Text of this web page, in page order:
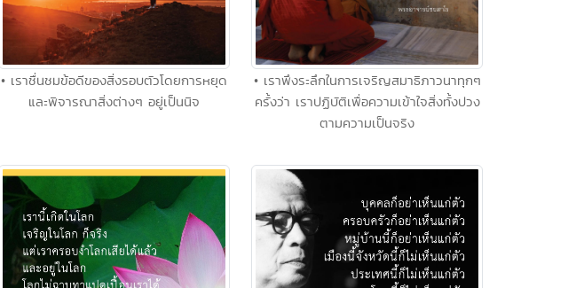
• เราชื่นชมข้อดีของสิ่งรอบตัวโดยการหยุด
และพิจารณาสิ่งต่างๆ อยู่เป็นนิจ
• เราพึงระลึกในการเจริญสมาธิภาวนาทุกๆ
ครั้งว่า เราปฏิบัติเพื่อความเข้าใจสิ่งทั้งปวง
ตามความเป็นจริง